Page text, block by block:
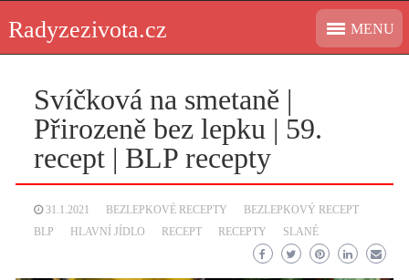
content
Radyzezivota.cz MENU
Svíčková na smetaně |
Přirozeně bez lepku | 59.
recept | BLP recepty
31.1.2021 BEZLEPKOVÉ RECEPTY
BEZLEPKOVÝ RECEPT
BLP
HLAVNÍ JÍDLO RECEPT RECEPTY SLANÉ